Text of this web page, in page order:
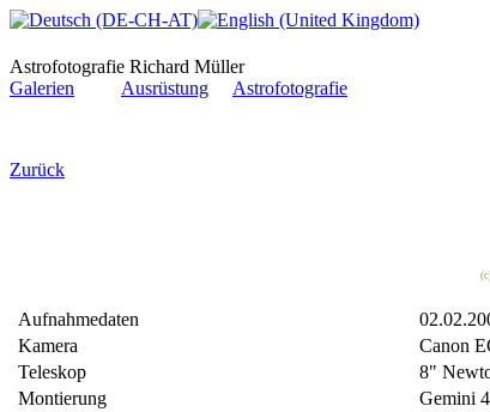
Astrofotografie Richard Müller
Galerien
Ausrüstung
Astrofotografie
Zurück
Aufnahmedaten
Kamera
Canon
Teleskop
8"
Montierung
Gemini